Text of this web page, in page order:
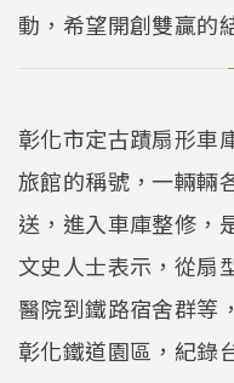
動，希望開創雙贏的
彰化市定古蹟扇形車
旅館的稱號，一輛輛
送，進入車庫整修，
文史人士表示，從扇
醫院到鐵路宿舍群等
彰化鐵道園區，紀錄